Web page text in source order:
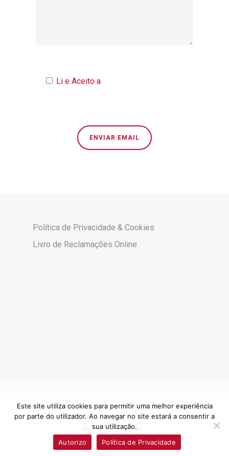
Li e Aceito a
Política de Privacidade & Cookies
Livro de Reclamações Online
Este site utiliza cookies para permitir uma melhor experiência
por parte do utilizador. Ao navegar no site estará a consentir a
sua utilização.
Autorizo
Política de Privacidade